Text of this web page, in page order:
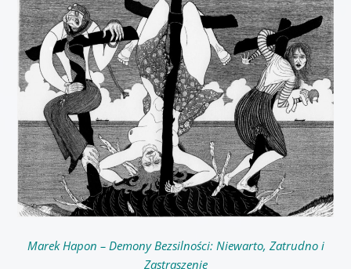
Marek Hapon – Demony Bezsilności: Niewarto, Zatrudno i
Zastraszenie